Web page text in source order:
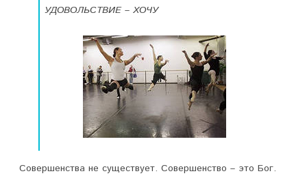
УДОВОЛЬСТВИЕ – ХОЧУ
Совершенства не существует. Совершенство – это Бог.